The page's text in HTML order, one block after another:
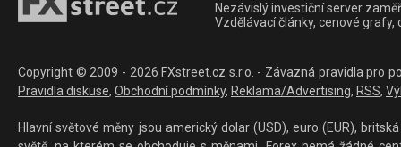
Nezávislý investiční server
Vzdělávací články, cenové
Copyright © 2009 - 2026 FXstreet.cz s.r.o. - Závazná pravidla pro
Pravidla diskuse, Obchodní podmínky, Reklama/Advertising, RSS,
Hlavní světové měny jsou americký dolar (USD), euro (EUR),